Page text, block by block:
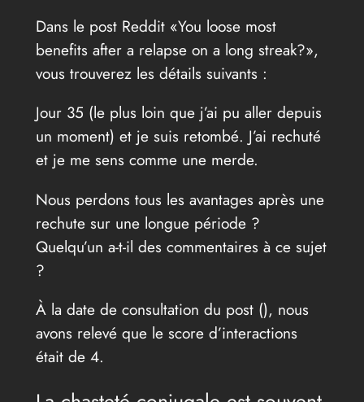
Dans le post Reddit «You loose most
benefits after a relapse on a long streak?»,
vous trouverez les détails suivants :
Jour 35 (le plus loin que j’ai pu aller depuis
un moment) et je suis retombé. J’ai rechuté
et je me sens comme une merde.
Nous perdons tous les avantages après une
rechute sur une longue période ?
Quelqu’un a-t-il des commentaires à ce sujet
?
À la date de consultation du post (), nous
avons relevé que le score d’interactions
était de 4.